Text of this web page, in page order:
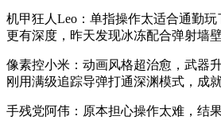
机甲狂人Leo：单指操作太适合通勤
更有深度，昨天发现冰冻配合弹射墙
像素控小米：动画风格超治愈，武器
刚用满级追踪导弹打通深渊模式，成
手残党阿伟：原本担心操作太难，结